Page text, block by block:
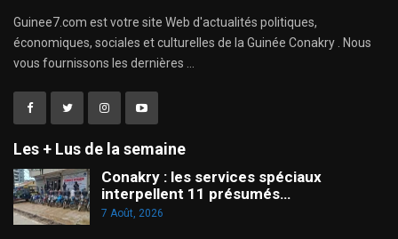
Guinee7.com est votre site Web d'actualités politiques,
économiques, sociales et culturelles de la Guinée Conakry . Nous
vous fournissons les dernières ...
Les + Lus de la semaine
Conakry : les services spéciaux
interpellent 11 présumés…
7 Août, 2026